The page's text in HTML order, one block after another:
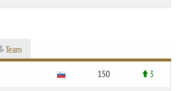
Team
150 3